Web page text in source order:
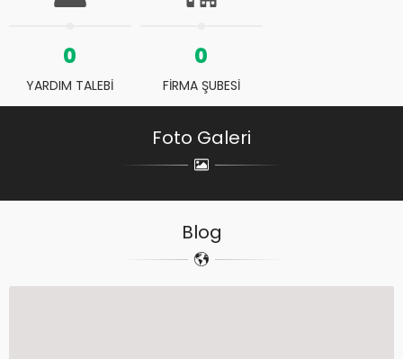
0
YARDIM TALEBİ
0
FİRMA ŞUBESİ
Foto Galeri
Blog